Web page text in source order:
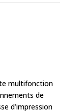
multifonction
de
d’impression